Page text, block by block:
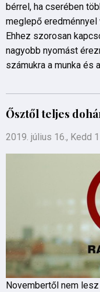
bérrel, ha cserében
meglepő
Ehhez szorosan
nagyobb nyomást
számukra a munka
Ősztől teljes
2019. július 16., Kedd
Novembertől nem